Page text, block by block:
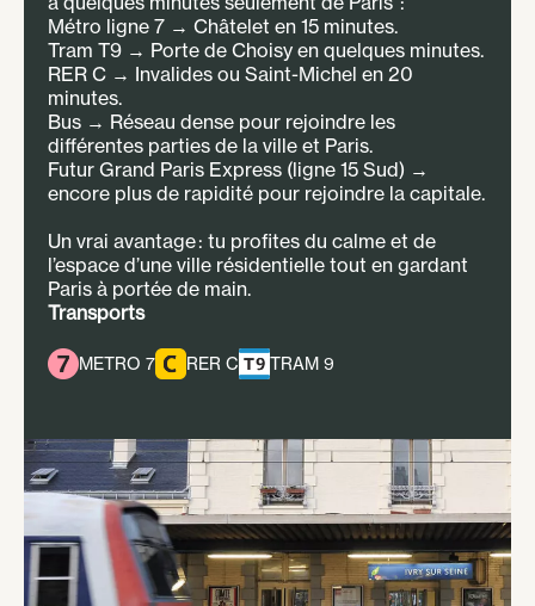
Métro ligne 7 → Châtelet en 15 minutes.
Tram T9 → Porte de Choisy en quelques minutes.
RER C → Invalides ou Saint-Michel en 20
minutes.
Bus → Réseau dense pour rejoindre les
différentes parties de la ville et Paris.
Futur Grand Paris Express (ligne 15 Sud) →
encore plus de rapidité pour rejoindre la capitale.
Un vrai avantage : tu profites du calme et de
l’espace d’une ville résidentielle tout en gardant
Paris à portée de main.
Transports
METRO 7 RER C TRAM 9